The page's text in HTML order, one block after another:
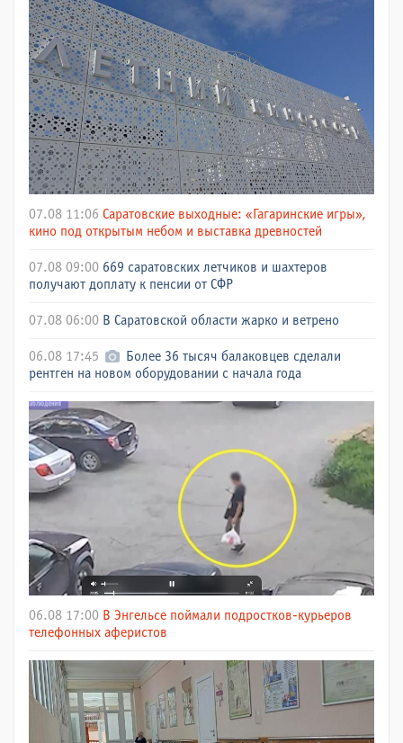
07.08 11:06 Саратовские выходные: «Гагаринские игры»,
кино под открытым небом и выставка древностей
07.08 09:00 669 саратовских летчиков и шахтеров
получают доплату к пенсии от СФР
07.08 06:00 В Саратовской области жарко и ветрено
06.08 17:45
Более 36 тысяч балаковцев сделали
рентген на новом оборудовании с начала года
06.08 17:00 В Энгельсе поймали подростков-курьеров
телефонных аферистов